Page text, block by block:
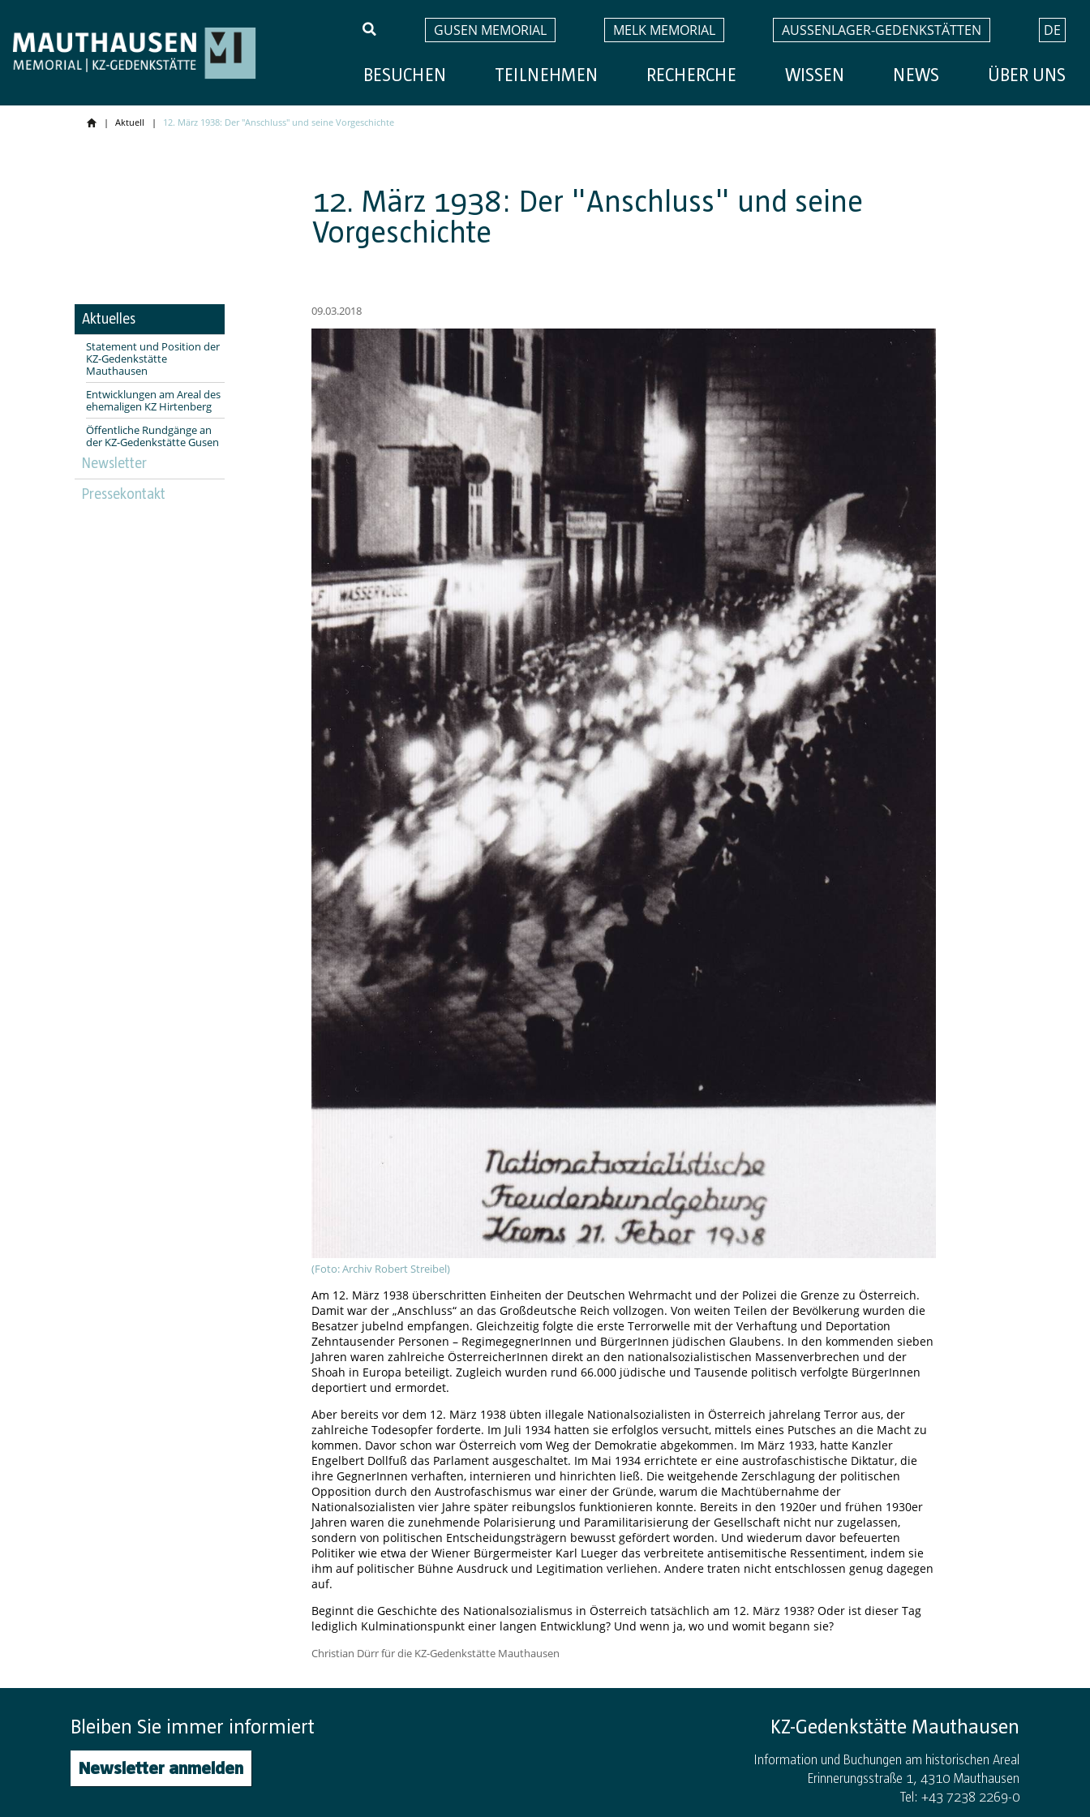
GUSEN MEMORIAL MELK MEMORIAL AUSSENLAGER-GEDENKSTÄTTEN DE
BESUCHEN TEILNEHMEN RECHERCHE WISSEN NEWS ÜBER UNS
Aktuell 12. März 1938: Der "Anschluss" und seine Vorgeschichte
12. März 1938: Der "Anschluss" und seine
Vorgeschichte
Aktuelles
Statement und Position der
KZ-Gedenkstätte
Mauthausen
Entwicklungen am Areal des
ehemaligen KZ Hirtenberg
Öffentliche Rundgänge an
der KZ-Gedenkstätte Gusen
Newsletter
Pressekontakt
09.03.2018
(Foto: Archiv Robert Streibel)
Am 12. März 1938 überschritten Einheiten der Deutschen Wehrmacht und der Polizei die Grenze zu Österreich.
Damit war der „Anschluss“ an das Großdeutsche Reich vollzogen. Von weiten Teilen der Bevölkerung wurden die
Besatzer jubelnd empfangen. Gleichzeitig folgte die erste Terrorwelle mit der Verhaftung und Deportation
Zehntausender Personen – RegimegegnerInnen und BürgerInnen jüdischen Glaubens. In den kommenden sieben
Jahren waren zahlreiche ÖsterreicherInnen direkt an den nationalsozialistischen Massenverbrechen und der
Shoah in Europa beteiligt. Zugleich wurden rund 66.000 jüdische und Tausende politisch verfolgte BürgerInnen
deportiert und ermordet.
Aber bereits vor dem 12. März 1938 übten illegale Nationalsozialisten in Österreich jahrelang Terror aus, der
zahlreiche Todesopfer forderte. Im Juli 1934 hatten sie erfolglos versucht, mittels eines Putsches an die Macht zu
kommen. Davor schon war Österreich vom Weg der Demokratie abgekommen. Im März 1933, hatte Kanzler
Engelbert Dollfuß das Parlament ausgeschaltet. Im Mai 1934 errichtete er eine austrofaschistische Diktatur, die
ihre GegnerInnen verhaften, internieren und hinrichten ließ. Die weitgehende Zerschlagung der politischen
Opposition durch den Austrofaschismus war einer der Gründe, warum die Machtübernahme der
Nationalsozialisten vier Jahre später reibungslos funktionieren konnte. Bereits in den 1920er und frühen 1930er
Jahren waren die zunehmende Polarisierung und Paramilitarisierung der Gesellschaft nicht nur zugelassen,
sondern von politischen Entscheidungsträgern bewusst gefördert worden. Und wiederum davor befeuerten
Politiker wie etwa der Wiener Bürgermeister Karl Lueger das verbreitete antisemitische Ressentiment, indem sie
ihm auf politischer Bühne Ausdruck und Legitimation verliehen. Andere traten nicht entschlossen genug dagegen
auf.
Beginnt die Geschichte des Nationalsozialismus in Österreich tatsächlich am 12. März 1938? Oder ist dieser Tag
lediglich Kulminationspunkt einer langen Entwicklung? Und wenn ja, wo und womit begann sie?
Christian Dürr für die KZ-Gedenkstätte Mauthausen
Bleiben Sie immer informiert
Newsletter anmelden
KZ-Gedenkstätte Mauthausen
Information und Buchungen am historischen Areal
Erinnerungsstraße 1, 4310 Mauthausen
Tel: +43 7238 2269-0